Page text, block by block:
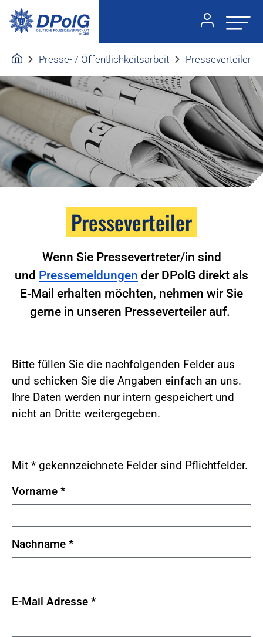
Presse- / Öffentlichkeitsarbeit Presseverteiler
Presseverteiler
Wenn Sie Pressevertreter/in sind
und Pressemeldungen der DPolG direkt als
E-Mail erhalten möchten, nehmen wir Sie
gerne in unseren Presseverteiler auf.
Bitte füllen Sie die nachfolgenden Felder aus
und schicken Sie die Angaben einfach an uns.
Ihre Daten werden nur intern gespeichert und
nicht an Dritte weitergegeben.
Mit * gekennzeichnete Felder sind Pflichtfelder.
Vorname *
Nachname *
E-Mail Adresse *